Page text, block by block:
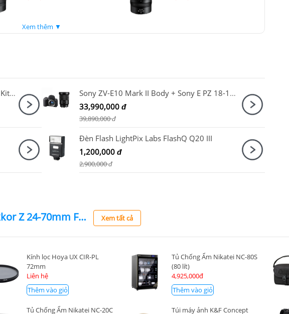
Xem thêm ▼
Máy ảnh Canon EOS R50 Content Creator Kit RF-S 18-45mm IS STM
Sony ZV-E10 Mark II Body + Sony E PZ 18-105mm F4 G OSS
33,990,000 đ
39,890,000đ
Đèn Flash LightPix Labs FlashQ Q20 III
1,200,000 đ
2,900,000đ
Ống kính Nikon Nikkor Z 24-70mm F4S (Nhập Khẩu) Xem tất cả
Kính lọc Hoya UX CIR-PL
72mm
Liên hệ
Thêm vào giỏ
Tủ Chống Ẩm Nikatei NC-80S
(80 lít)
4,925,000đ
Thêm vào giỏ
Tủ Chống Ẩm Nikatei NC-20C
Túi máy ảnh K&F Concept